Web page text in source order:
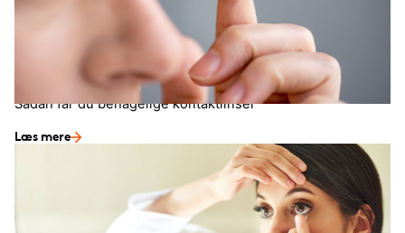
Tilpasning af kontaktlinser
Sådan får du behagelige kontaktlinser
Læs mere